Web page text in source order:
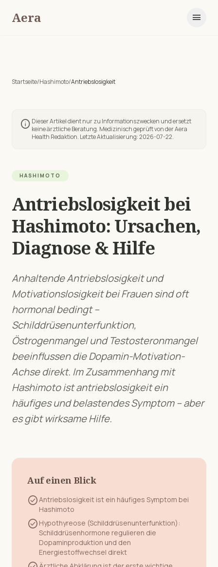
Aera menu
Startseite/Hashimoto/Antriebslosigkeit
info Dieser Artikel dient nur zu Informationszwecken und ersetzt
keine ärztliche Beratung. Medizinisch geprüft von der Aera
Health Redaktion. Letzte Aktualisierung:2026-07-22.
HASHIMOTO
Antriebslosigkeitbei
Hashimoto: Ursachen,
Diagnose & Hilfe
Anhaltende Antriebslosigkeit und
Motivationslosigkeit bei Frauen sind oft
hormonal bedingt –
Schilddrüsenunterfunktion,
Östrogenmangel und Testosteronmangel
beeinflussen die Dopamin-Motivation-
Achse direkt. Im Zusammenhang mit
Hashimotoistantriebslosigkeitein
häufiges und belastendes Symptom – aber
es gibt wirksame Hilfe.
Auf einen Blick
check_circleAntriebslosigkeit ist ein häufiges Symptom bei
Hashimoto
check_circle Hypothyreose (Schilddrüsenunterfunktion):
Schilddrüsenhormone regulieren die
Dopaminproduktion und den
Energiestoffwechsel direkt